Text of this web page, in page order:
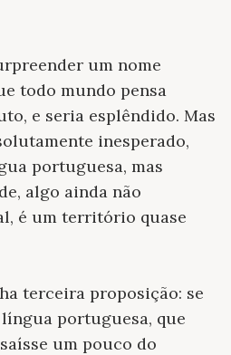
um nome
todo mundo pensa
e seria esplêndido. Mas
inesperado,
portuguesa, mas
algo ainda não
é um território quase
terceira proposição: se
portuguesa, que
um pouco do